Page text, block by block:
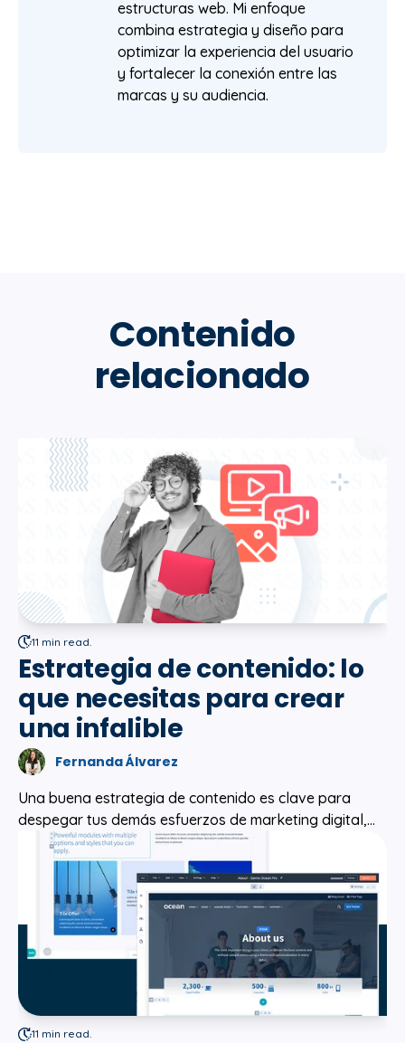
estructuras web. Mi enfoque
combina estrategia y diseño para
optimizar la experiencia del usuario
y fortalecer la conexión entre las
marcas y su audiencia.
Contenido
relacionado
11 min read.
Estrategia de contenido: lo
que necesitas para crear
una infalible
Fernanda Álvarez
Una buena estrategia de contenido es clave para
despegar tus demás esfuerzos de marketing digital,...
11 min read.